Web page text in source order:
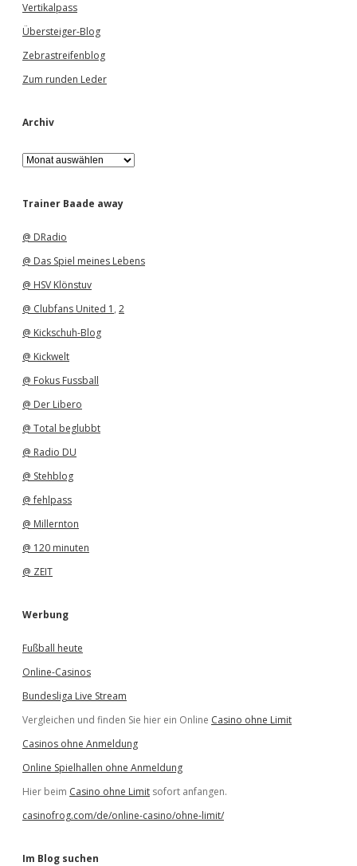
Vertikalpass
Übersteiger-Blog
Zebrastreifenblog
Zum runden Leder
Archiv
A
r
h
Trainer Baade away
@ DRadio
@ Das Spiel meines Lebens
@ HSV Klönstuv
@ Clubfans United 1 , 2
@ Kickschuh-Blog
@ Kickwelt
@ Fokus Fussball
@ Der Libero
@ Total beglubbt
@ Radio DU
@ Stehblog
@ fehlpass
@ Millernton
@ 120 minuten
@ ZEIT
Werbung
Fußball heute
Online-Casinos
Bundesliga Live Stream
Vergleichen und finden Sie hier ein Online Casino ohne Limit
Casinos ohne Anmeldung
Online Spielhallen ohne Anmeldung
Hier beim Casino ohne Limit sofort anfangen.
casinofrog.com/de/online-casino/ohne-limit/
Im Blog suchen